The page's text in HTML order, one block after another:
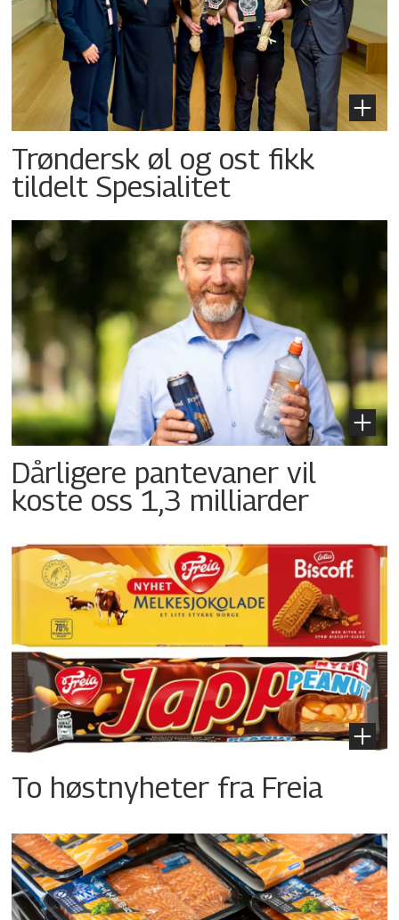
Trøndersk øl og ost fikk
tildelt Spesialitet
Dårligere pantevaner vil
koste oss 1,3 milliarder
To høstnyheter fra Freia